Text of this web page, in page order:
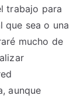
trabajo para
que sea o una
mucho de
aunque